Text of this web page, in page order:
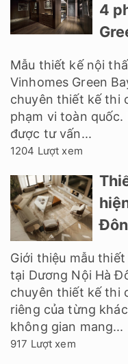
4
Mẫu thiết kế nội
Vinhomes Green
chuyên thiết kế thi
phạm vi toàn
được tư vấn...
1204 Lượt xem
Giới thiệu mẫu
tại Dương Nội Hà
chuyên thiết kế thi
riêng của từng
không gian mang...
917 Lượt xem